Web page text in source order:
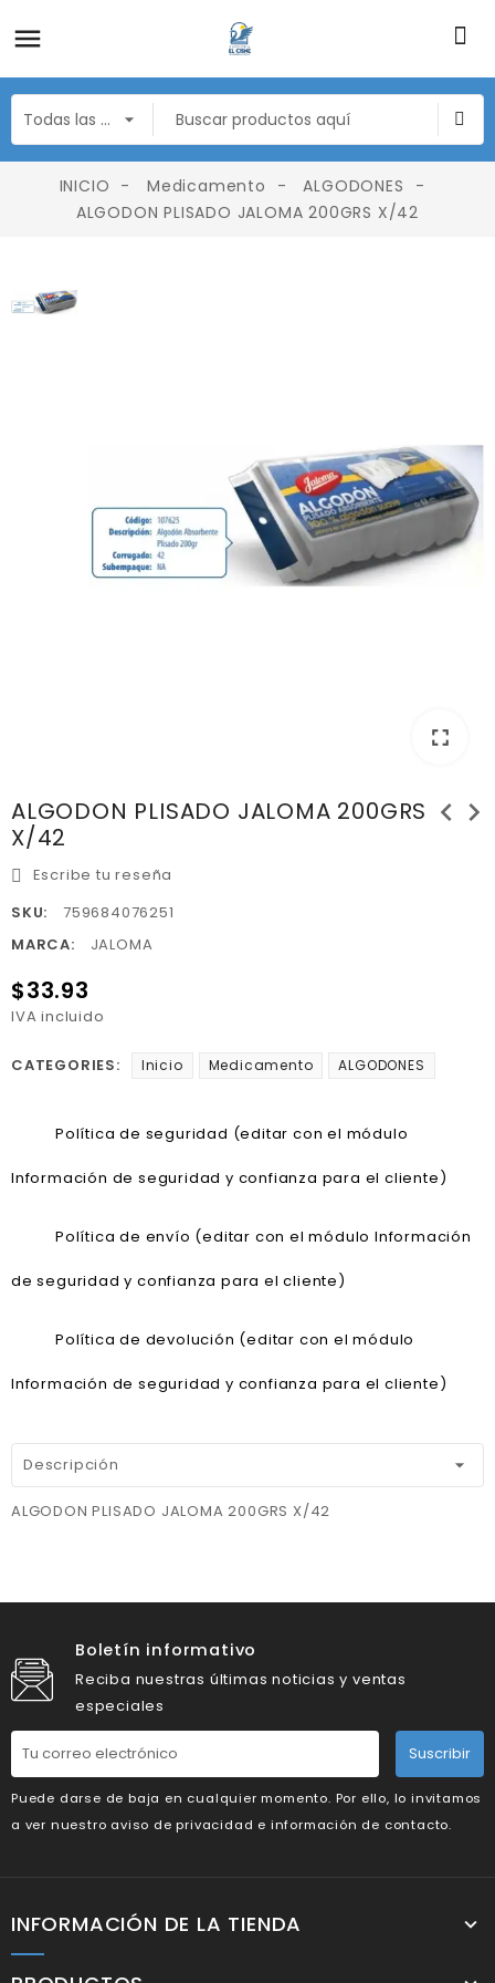
INICIO Medicamento
ALGODONES
ALGODON PLISADO JALOMA 200GRS X/42
fullscreen
ALGODON PLISADO JALOMA 200GRS
X/42
chevron_left chevron_right
Escribe tu reseña
SKU:
759684076251
MARCA:
JALOMA
$33.93
IVA incluido
CATEGORIES: Inicio Medicamento ALGODONES
Política de seguridad (editar con el módulo
Información de seguridad y confianza para el cliente)
Política de envío (editar con el módulo Información
de seguridad y confianza para el cliente)
Política de devolución (editar con el módulo
Información de seguridad y confianza para el cliente)
Descripción
ALGODON PLISADO JALOMA 200GRS X/42
Boletín informativo
Reciba nuestras últimas noticias y ventas
especiales
Suscribir
Puede darse de baja en cualquier momento. Por ello, lo invitamos
a ver nuestro aviso de privacidad e información de contacto.
INFORMACIÓN DE LA TIENDA